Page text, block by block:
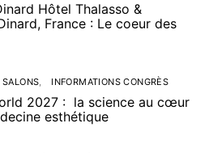
Hôtel Thalasso &
France : Le coeur des
INFORMATIONS CONGRÈS
2027 : la science au cœur
esthétique